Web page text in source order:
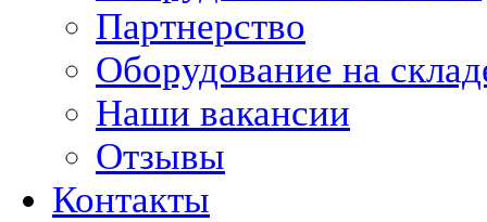
Партнерство
Оборудование на
Наши вакансии
Отзывы
Контакты